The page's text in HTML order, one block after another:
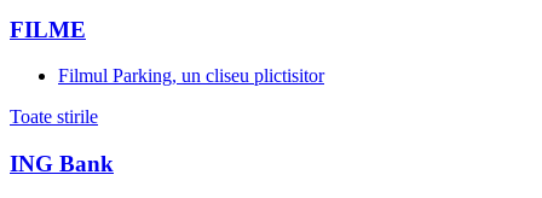
FILME
Filmul Parking, un cliseu plictisitor
Toate stirile
ING Bank